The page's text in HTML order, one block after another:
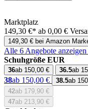
Marktplatz
149,30 €* ab 0,00 €
149,30 € bei Amazon
Alle 6 Angebote anzeigen
Schuhgröße EUR
36ab 150,00 € 36.5ab
38ab 150,00 € 38.5ab
42ab 179,90 €
47ab 213,90 €